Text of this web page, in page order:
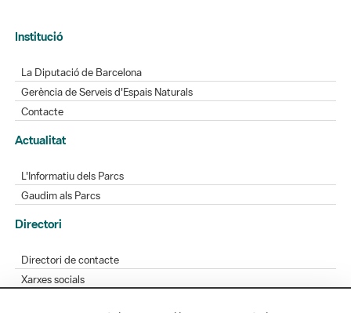
Institució
La Diputació de Barcelona
Gerència de Serveis d'Espais Naturals
Contacte
Actualitat
L'Informatiu dels Parcs
Gaudim als Parcs
Directori
Directori de contacte
Xarxes socials